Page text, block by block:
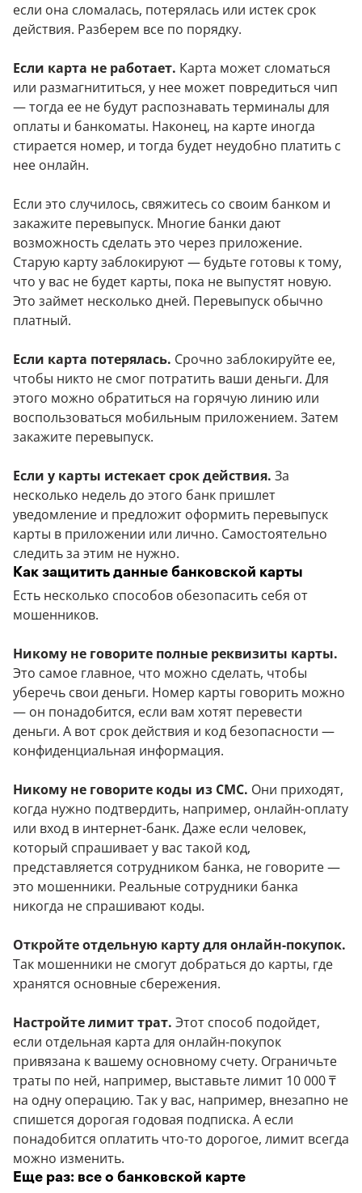
если она сломалась, потерялась или истек срок
действия. Разберем все по порядку.
Если карта не работает. Карта может сломаться
или размагнититься, у нее может повредиться чип
— тогда ее не будут распознавать терминалы для
оплаты и банкоматы. Наконец, на карте иногда
стирается номер, и тогда будет неудобно платить с
нее онлайн.
Если это случилось, свяжитесь со своим банком и
закажите перевыпуск. Многие банки дают
возможность сделать это через приложение.
Старую карту заблокируют — будьте готовы к тому,
что у вас не будет карты, пока не выпустят новую.
Это займет несколько дней. Перевыпуск обычно
платный.
Если карта потерялась. Срочно заблокируйте ее,
чтобы никто не смог потратить ваши деньги. Для
этого можно обратиться на горячую линию или
воспользоваться мобильным приложением. Затем
закажите перевыпуск.
Если у карты истекает срок действия. За
несколько недель до этого банк пришлет
уведомление и предложит оформить перевыпуск
карты в приложении или лично. Самостоятельно
следить за этим не нужно.
Как защитить данные банковской карты
Есть несколько способов обезопасить себя от
мошенников.
Никому не говорите полные реквизиты карты.
Это самое главное, что можно сделать, чтобы
уберечь свои деньги. Номер карты говорить можно
— он понадобится, если вам хотят перевести
деньги. А вот срок действия и код безопасности —
конфиденциальная информация.
Никому не говорите коды из СМС. Они приходят,
когда нужно подтвердить, например, онлайн-оплату
или вход в интернет-банк. Даже если человек,
который спрашивает у вас такой код,
представляется сотрудником банка, не говорите —
это мошенники. Реальные сотрудники банка
никогда не спрашивают коды.
Откройте отдельную карту для онлайн-покупок.
Так мошенники не смогут добраться до карты, где
хранятся основные сбережения.
Настройте лимит трат. Этот способ подойдет,
если отдельная карта для онлайн-покупок
привязана к вашему основному счету. Ограничьте
траты по ней, например, выставьте лимит 10 000 ₸
на одну операцию. Так у вас, например, внезапно не
спишется дорогая годовая подписка. А если
понадобится оплатить что-то дорогое, лимит всегда
можно изменить.
Еще раз: все о банковской карте